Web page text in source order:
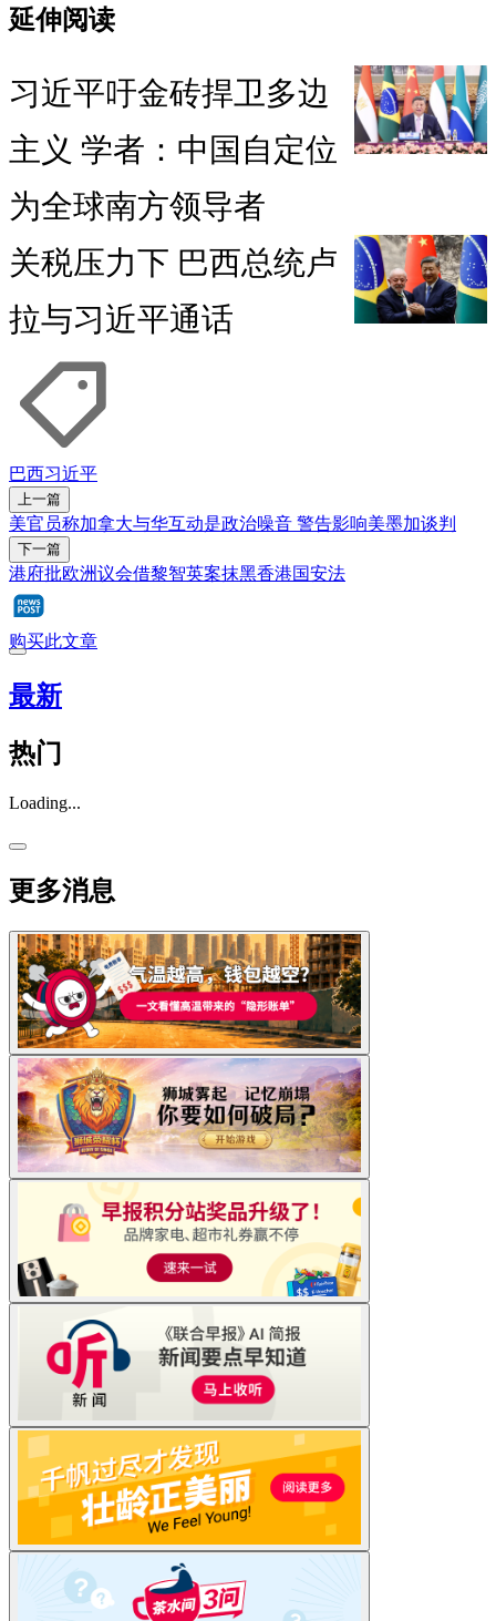
延伸阅读
习近平吁金砖捍卫多边
主义 学者：中国自定位
为全球南方领导者
关税压力下 巴西总统卢
拉与习近平通话
巴西习近平
上一篇
美官员称加拿大与华互动是政治噪音 警告影响美墨加谈判
下一篇
港府批欧洲议会借黎智英案抹黑香港国安法
购买此文章
最新
热门
Loading...
更多消息